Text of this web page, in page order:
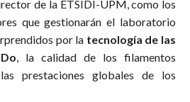
de la ETSIDI-UPM, como los
que gestionarán el laboratorio
por la tecnología de las
, la calidad de los filamentos
prestaciones globales de los